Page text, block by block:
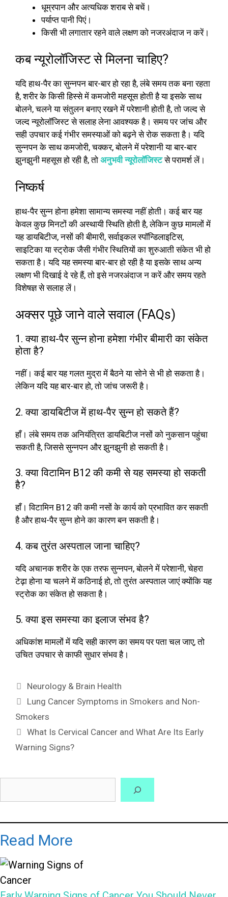
धूम्रपान और अत्यधिक शराब से बचें।
पर्याप्त पानी पिएं।
किसी भी लगातार रहने वाले लक्षण को नजरअंदाज न करें।
कब न्यूरोलॉजिस्ट से मिलना चाहिए?
यदि हाथ-पैर का सुन्नपन बार-बार हो रहा है, लंबे समय तक बना रहता
है, शरीर के किसी हिस्से में कमजोरी महसूस होती है या इसके साथ
बोलने, चलने या संतुलन बनाए रखने में परेशानी होती है, तो जल्द से
जल्द न्यूरोलॉजिस्ट से सलाह लेना आवश्यक है। समय पर जांच और
सही उपचार कई गंभीर समस्याओं को बढ़ने से रोक सकता है। यदि
सुन्नपन के साथ कमजोरी, चक्कर, बोलने में परेशानी या बार-बार
झुनझुनी महसूस हो रही है, तो अनुभवी न्यूरोलॉजिस्ट से परामर्श लें।
निष्कर्ष
हाथ-पैर सुन्न होना हमेशा सामान्य समस्या नहीं होती। कई बार यह
केवल कुछ मिनटों की अस्थायी स्थिति होती है, लेकिन कुछ मामलों में
यह डायबिटीज, नसों की बीमारी, सर्वाइकल स्पॉन्डिलाइटिस,
साइटिका या स्ट्रोक जैसी गंभीर स्थितियों का शुरुआती संकेत भी हो
सकता है। यदि यह समस्या बार-बार हो रही है या इसके साथ अन्य
लक्षण भी दिखाई दे रहे हैं, तो इसे नजरअंदाज न करें और समय रहते
विशेषज्ञ से सलाह लें।
अक्सर पूछे जाने वाले सवाल (FAQs)
1. क्या हाथ-पैर सुन्न होना हमेशा गंभीर बीमारी का संकेत
होता है?
नहीं। कई बार यह गलत मुद्रा में बैठने या सोने से भी हो सकता है।
लेकिन यदि यह बार-बार हो, तो जांच जरूरी है।
2. क्या डायबिटीज में हाथ-पैर सुन्न हो सकते हैं?
हाँ। लंबे समय तक अनियंत्रित डायबिटीज नसों को नुकसान पहुंचा
सकती है, जिससे सुन्नपन और झुनझुनी हो सकती है।
3. क्या विटामिन B12 की कमी से यह समस्या हो सकती
है?
हाँ। विटामिन B12 की कमी नसों के कार्य को प्रभावित कर सकती
है और हाथ-पैर सुन्न होने का कारण बन सकती है।
4. कब तुरंत अस्पताल जाना चाहिए?
यदि अचानक शरीर के एक तरफ सुन्नपन, बोलने में परेशानी, चेहरा
टेढ़ा होना या चलने में कठिनाई हो, तो तुरंत अस्पताल जाएं क्योंकि यह
स्ट्रोक का संकेत हो सकता है।
5. क्या इस समस्या का इलाज संभव है?
अधिकांश मामलों में यदि सही कारण का समय पर पता चल जाए, तो
उचित उपचार से काफी सुधार संभव है।
Neurology & Brain Health
Lung Cancer Symptoms in Smokers and Non-
Smokers
What Is Cervical Cancer and What Are Its Early
Warning Signs?
Read More